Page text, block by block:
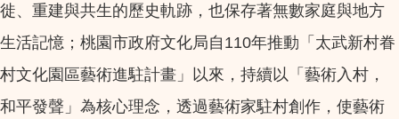
徙、重建與共生的歷史軌跡，也保存著無數家庭與地方
生活記憶；桃園市政府文化局自110年推動「太武新村眷
村文化園區藝術進駐計畫」以來，持續以「藝術入村，
和平發聲」為核心理念，透過藝術家駐村創作，使藝術